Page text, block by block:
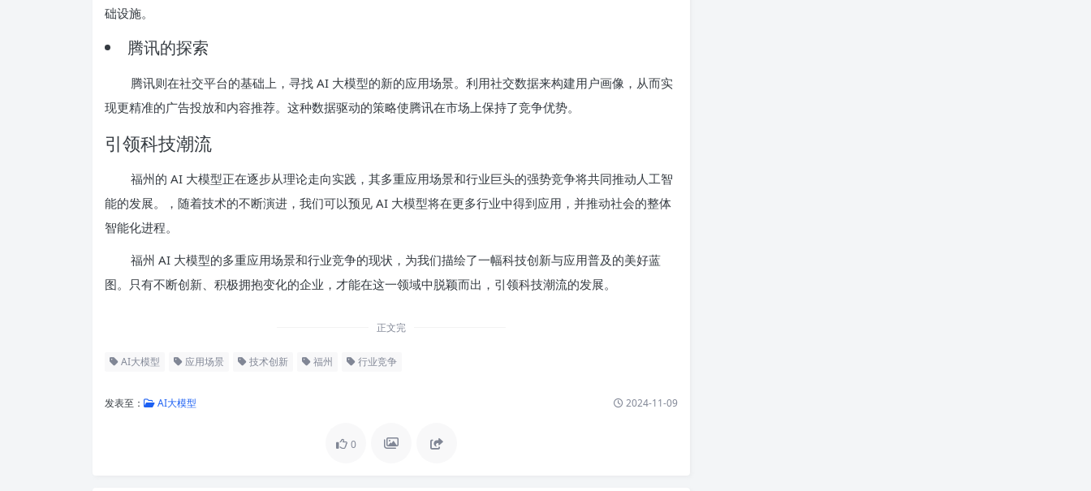
础设施。
腾讯的探索
腾讯则在社交平台的基础上，寻找 AI 大模型的新的应用场景。利用社交数据来构建用户画像，从而实
现更精准的广告投放和内容推荐。这种数据驱动的策略使腾讯在市场上保持了竞争优势。
引领科技潮流
福州的 AI 大模型正在逐步从理论走向实践，其多重应用场景和行业巨头的强势竞争将共同推动人工智
能的发展。，随着技术的不断演进，我们可以预见 AI 大模型将在更多行业中得到应用，并推动社会的整体
智能化进程。
福州 AI 大模型的多重应用场景和行业竞争的现状，为我们描绘了一幅科技创新与应用普及的美好蓝
图。只有不断创新、积极拥抱变化的企业，才能在这一领域中脱颖而出，引领科技潮流的发展。
正文完
AI大模型 应用场景 技术创新 福州 行业竞争
发表至： AI大模型 2024-11-09
0